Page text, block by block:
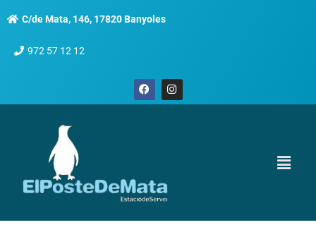
C/de Mata, 146, 17820 Banyoles
972 57 12 12